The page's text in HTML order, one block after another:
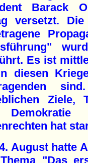
Barack
versetzt.
Es ist
diesen
Ziele,
hat
August hatte
"Das